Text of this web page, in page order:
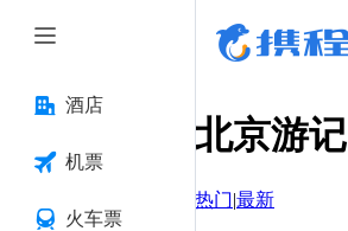
酒店
机票
火车票
北京游记
热门|最新